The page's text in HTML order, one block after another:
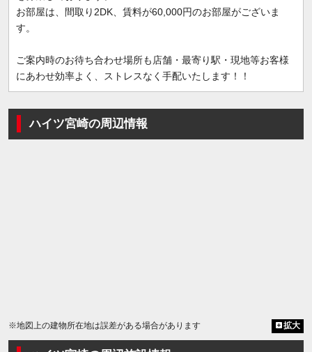
お部屋は、間取り2DK、賃料が60,000円のお部屋がございま
す。
ご案内時のお待ち合わせ場所も店舗・最寄り駅・現地等お客様
にあわせ効率よく、ストレスなく手配いたします！！
ハイツ宮崎の周辺情報
※地図上の建物所在地は誤差がある場合があります 拡大